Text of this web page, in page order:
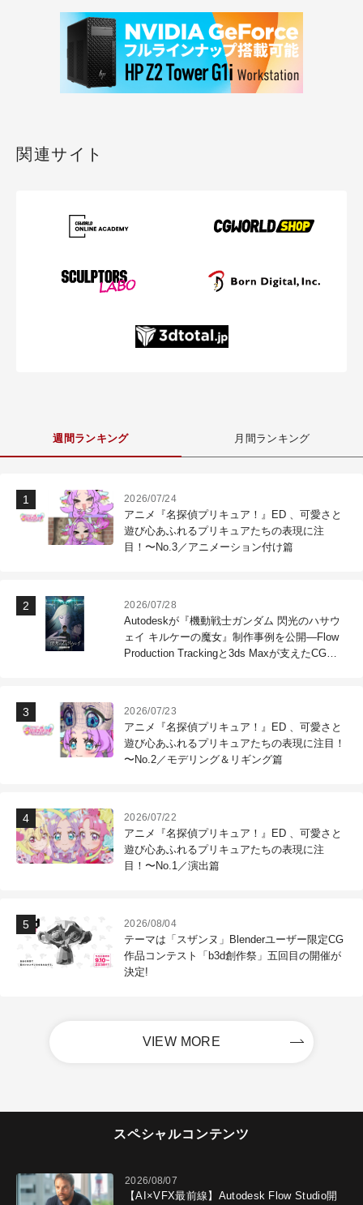
関連サイト
週間ランキング 月間ランキング
2026/07/24
アニメ『名探偵プリキュア！』ED 、可愛さと
遊び心あふれるプリキュアたちの表現に注
目！〜No.3／アニメーション付け篇
2026/07/28
Autodeskが『機動戦士ガンダム 閃光のハサウ
ェイ キルケーの魔女』制作事例を公開―Flow
Production Trackingと3ds Maxが支えたCG制
2026/07/23
アニメ『名探偵プリキュア！』ED 、可愛さと
遊び心あふれるプリキュアたちの表現に注目！
〜No.2／モデリング＆リギング篇
2026/07/22
アニメ『名探偵プリキュア！』ED 、可愛さと
遊び心あふれるプリキュアたちの表現に注
目！〜No.1／演出篇
2026/08/04
テーマは「スザンヌ」Blenderユーザー限定CG
作品コンテスト「b3d創作祭」五回目の開催が
決定!
VIEW MORE
スペシャルコンテンツ
2026/08/07
【AI×VFX最前線】Autodesk Flow Studio開